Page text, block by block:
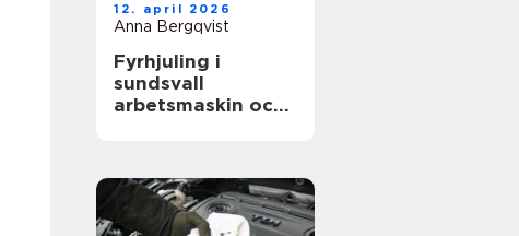
12. april 2026
Anna Bergqvist
Fyrhjuling i
sundsvall
arbetsmaskin och